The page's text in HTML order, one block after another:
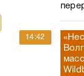
14:42